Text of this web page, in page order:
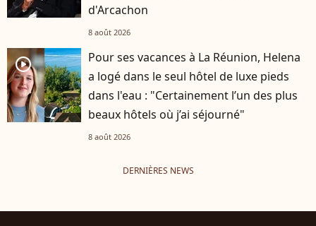
d'Arcachon
8 août 2026
player2
Pour ses vacances à La Réunion, Helena
a logé dans le seul hôtel de luxe pieds
dans l'eau : "Certainement l’un des plus
beaux hôtels où j’ai séjourné"
8 août 2026
DERNIÈRES NEWS